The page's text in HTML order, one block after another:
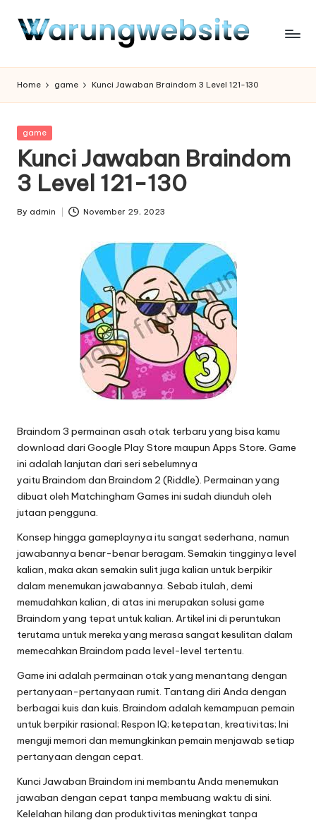
Home game Kunci Jawaban Braindom 3 Level 121-130
Posted
game
Kunci Jawaban Braindom
3 Level 121-130
Posted
By admin November 29, 2023
Braindom 3 permainan asah otak terbaru yang bisa kamu
download dari Google Play Store maupun Apps Store. Game
ini adalah lanjutan dari seri sebelumnya
yaitu Braindom dan Braindom 2 (Riddle). Permainan yang
dibuat oleh Matchingham Games ini sudah diunduh oleh
jutaan pengguna.
Konsep hingga gameplaynya itu sangat sederhana, namun
jawabannya benar-benar beragam. Semakin tingginya level
kalian, maka akan semakin sulit juga kalian untuk berpikir
dalam menemukan jawabannya. Sebab itulah, demi
memudahkan kalian, di atas ini merupakan solusi game
Braindom yang tepat untuk kalian. Artikel ini di peruntukan
terutama untuk mereka yang merasa sangat kesulitan dalam
memecahkan Braindom pada level-level tertentu.
Game ini adalah permainan otak yang menantang dengan
pertanyaan-pertanyaan rumit. Tantang diri Anda dengan
berbagai kuis dan kuis. Braindom adalah kemampuan pemain
untuk berpikir rasional; Respon IQ; ketepatan, kreativitas; Ini
menguji memori dan memungkinkan pemain menjawab setiap
pertanyaan dengan cepat.
Kunci Jawaban Braindom ini membantu Anda menemukan
jawaban dengan cepat tanpa membuang waktu di sini.
Kelelahan hilang dan produktivitas meningkat tanpa